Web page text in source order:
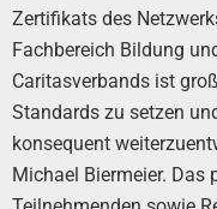
Zertifikats des
Fachbereich Bildung
Caritasverbands ist
Standards zu setzen
konsequent
Michael Biermeier. Das